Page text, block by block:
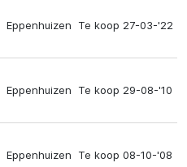
Eppenhuizen Te koop 27-03-'22
Eppenhuizen Te koop 29-08-'10
Eppenhuizen Te koop 08-10-'08